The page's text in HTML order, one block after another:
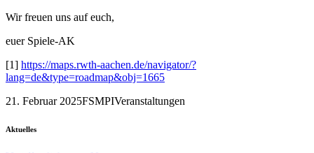
Wir freuen uns auf euch,
euer Spiele-AK
[1] https://maps.rwth-aachen.de/navigator/?
lang=de&type=roadmap&obj=1665
21. Februar 2025FSMPIVeranstaltungen
Aktuelles